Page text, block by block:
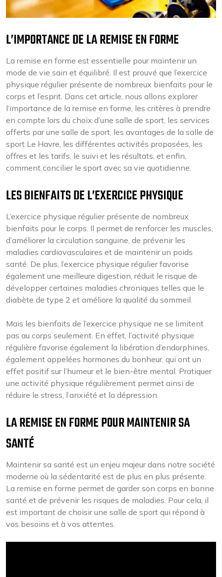
L’IMPORTANCE DE LA REMISE EN FORME
La remise en forme est essentielle pour maintenir un
mode de vie sain et équilibré. Il est prouvé que l’exercice
physique régulier présente de nombreux bienfaits pour le
corps et l’esprit. Dans cet article, nous allons explorer
l’importance de la remise en forme, les critères à prendre
en compte lors du choix d’une salle de sport, les services
offerts par une salle de sport, les avantages de la salle de
sport Le Havre, les différentes activités proposées, les
offres et les tarifs, le suivi et les résultats, et enfin,
comment concilier le sport avec sa vie quotidienne.
LES BIENFAITS DE L’EXERCICE PHYSIQUE
L’exercice physique régulier présente de nombreux
bienfaits pour le corps. Il permet de renforcer les muscles,
d’améliorer la circulation sanguine, de prévenir les
maladies cardiovasculaires et de maintenir un poids
santé. De plus, l’exercice physique régulier favorise
également une meilleure digestion, réduit le risque de
développer certaines maladies chroniques telles que le
diabète de type 2 et améliore la qualité du sommeil.
Mais les bienfaits de l’exercice physique ne se limitent
pas au corps seulement. En effet, l’activité physique
régulière favorise également la libération d’endorphines,
également appelées hormones du bonheur, qui ont un
effet positif sur l’humeur et le bien-être mental. Pratiquer
une activité physique régulièrement permet ainsi de
réduire le stress, l’anxiété et la dépression.
LA REMISE EN FORME POUR MAINTENIR SA
SANTÉ
Maintenir sa santé est un enjeu majeur dans notre société
moderne où la sédentarité est de plus en plus présente.
La remise en forme permet de garder son corps en bonne
santé et de prévenir les risques de maladies. Pour cela, il
est important de choisir une salle de sport qui répond à
vos besoins et à vos attentes.